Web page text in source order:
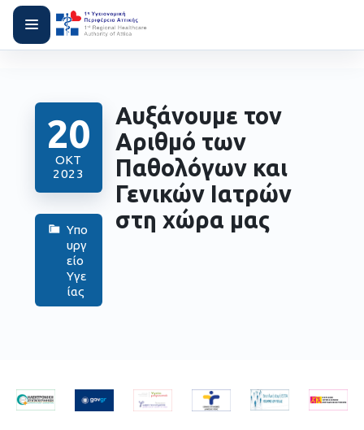
20
ΟΚΤ
2023
Υπο
υργ
είο
Υγε
ίας
Αυξάνουμε τον
Αριθμό των
Παθολόγων και
Γενικών Ιατρών
στη χώρα μας